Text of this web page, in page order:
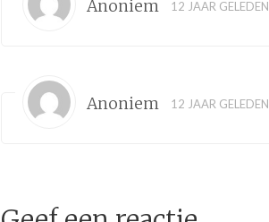
Anoniem 12 JAAR GELEDEN
Anoniem 12 JAAR GELEDEN